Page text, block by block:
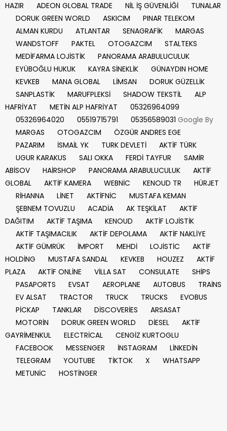
HAZIR
ADEON GLOBAL TRADE NİL İŞ GÜVENLİĞİ
TUNALAR
DORUK GREEN WORLD
ASKICIM
PINAR TELEKOM
ALMAN KURDU
ATLANTAR SENAGRAFİK
MARGAS
WANDSTOFF
PAKTEL OTOGAZCIM
STALTEKS
MEDİFARMA LOJİSTİK
PANORAMA ARABULUCULUK
EYÜBOĞLU HUKUK
KAYRA SİNEKLİK
GÜNAYDIN HOME
KEVKEB
MANA GLOBAL LİMSAN
DORUK GÜZELLİK
SANPLASTİK
MARUFPLEKSİ SHADOW TEKSTİL
ALP
HAFRİYAT
METİN ALP HAFRİYAT
05326964099
05326964020
05519715791 05356589031 Google By
MARGAS
OTOGAZCIM
ÖZGÜR ANDRES EGE
PAZARIM
İSMAİL YK TURK DEVLETİ
AKTİF TÜRK
UGUR KARAKUS
SALI OKKA FERDİ TAYFUR
SAMİR
ABİSOV
HAİRSHOP PANORAMA ARABULUCULUK
AKTİF
GLOBAL
AKTİF KAMERA WEBNİC KENOUD TR
HÜRJET
RİHANNA
LİNET AKTİFNİC
MUSTAFA KEMAN
ŞEBNEM TOVUZLU
ACADİA AK TEŞKİLAT
AKTİF
DAĞITIM
AKTİF TAŞIMA KENOUD
AKTİF LOJİSTİK
AKTİF TAŞIMACILIK
AKTİF DEPOLAMA
AKTİF NAKLİYE
AKTİF GÜMRÜK
İMPORT MEHDİ LOJİSTİC
AKTİF
HOLDİNG
MUSTAFA SANDAL KEVKEB HOUZEZ
AKTİF
PLAZA
AKTİF ONLİNE VİLLA SAT CONSULATE
SHİPS
PASAPORTS
EVSAT AEROPLANE AUTOBUS
TRAİNS
EV ALSAT
TRACTOR TRUCK TRUCKS
EVOBUS
PİCKAP
TANKLAR DİSCOVERİES
ARSASAT
MOTORİN
DORUK GREEN WORLD DİESEL
AKTİF
GAYRİMENKUL
ELECTRİCAL
CENGİZ KURTOGLU
FACEBOOK
MESSENGER İNSTAGRAM
LİNKEDİN
TELEGRAM
YOUTUBE TİKTOK X
WHATSAPP
METUNİC
HOSTİNGER